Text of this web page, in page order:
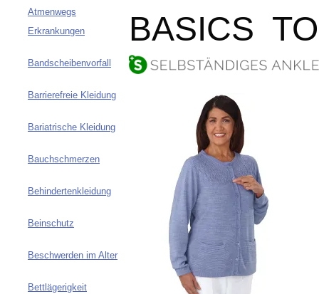
Atmenwegs
Erkrankungen
Bandscheibenvorfall
Barrierefreie Kleidung
Bariatrische Kleidung
Bauchschmerzen
Behindertenkleidung
Beinschutz
Beschwerden im Alter
Bettlägerigkeit
BASICS